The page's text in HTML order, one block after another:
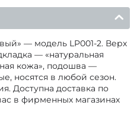
— модель LP001-2. Верх
— «натуральная
кожа», подошва —
носятся в любой сезон.
Доступна доставка по
в фирменных магазинах